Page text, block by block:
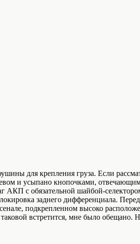
для крепления груза. Если
и усыпано кнопочками,
с обязательной шайбой-
заднего дифференциала.
подкрепленном высоко
встретится, мне было обещано.